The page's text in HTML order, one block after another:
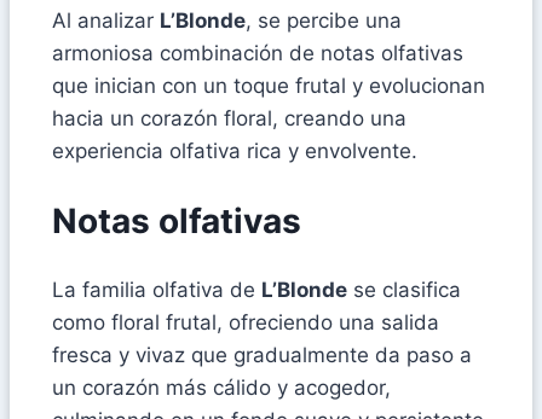
Al analizar L’Blonde, se percibe una
armoniosa combinación de notas olfativas
que inician con un toque frutal y evolucionan
hacia un corazón floral, creando una
experiencia olfativa rica y envolvente.
Notas olfativas
La familia olfativa de L’Blonde se clasifica
como floral frutal, ofreciendo una salida
fresca y vivaz que gradualmente da paso a
un corazón más cálido y acogedor,